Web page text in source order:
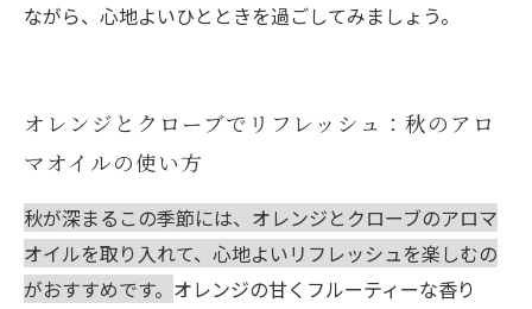
ながら、心地よいひとときを過ごしてみましょう。
オレンジとクローブでリフレッシュ：秋のアロ
マオイルの使い方
秋が深まるこの季節には、オレンジとクローブのアロマ
オイルを取り入れて、心地よいリフレッシュを楽しむの
がおすすめです。 オレンジの甘くフルーティーな香り